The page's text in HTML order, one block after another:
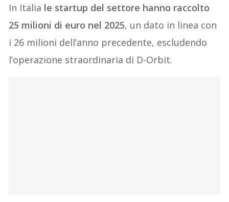
In Italia le startup del settore hanno raccolto
25 milioni di euro nel 2025, un dato in linea con
i 26 milioni dell’anno precedente, escludendo
l’operazione straordinaria di D-Orbit.